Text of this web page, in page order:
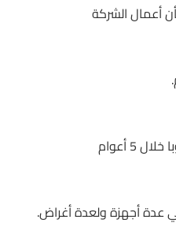
عدة أجهزة ولعدة أغراض.